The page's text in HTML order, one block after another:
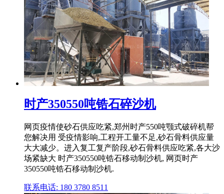
时产350550吨锆石碎沙机
网页疫情使砂石供应吃紧,郑州时产550吨颚式破碎机帮
您解决用 受疫情影响,工程开工量不足,砂石骨料供应量
大大减少。进入复工复产阶段,砂石骨料供应吃紧,各大沙
场紧缺大 时产350550吨锆石移动制沙机, 网页时产
350550吨锆石移动制沙机.
联系电话: 180 3780 8511